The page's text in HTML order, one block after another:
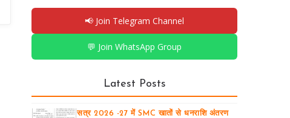
📢 Join Telegram Channel
💬 Join WhatsApp Group
Latest Posts
सत्र 2026 -27 में SMC खातों से धनराशि अंतरण